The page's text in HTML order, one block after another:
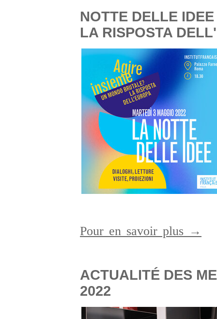
NOTTE DELLE
LA RISPOSTA
Pour en savoir plus →
ACTUALITÉ DES
2022